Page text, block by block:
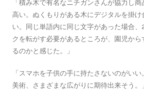
「積み木で有名なニチガンさんが協力し
高い。ぬくもりがある木にデジタルを掛け
い。同じ単語内に同じ文字があった場合、
クを転がす必要があるところが、園児か
るのかと感じた。」
「スマホを子供の手に持たさないのがいい
美術、さまざまな広がりに期待出来そう。」